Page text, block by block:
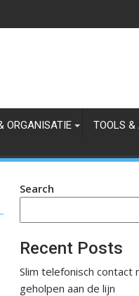
kosten en marge verbindt
ORGANISATIE TOOLS &
Search
Recent Posts
Slim telefonisch contact
geholpen aan de lijn